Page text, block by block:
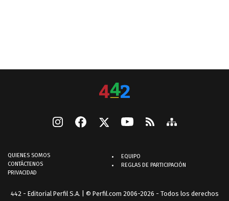
QUIENES SOMOS
CONTÁCTENOS
PRIVACIDAD
EQUIPO
REGLAS DE PARTICIPACIÓN
442 - Editorial Perfil S.A. | © Perfil.com 2006-2026 - Todos los derechos